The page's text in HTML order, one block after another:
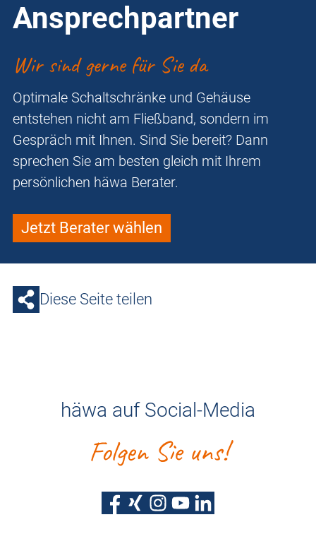
Ansprechpartner
Wir sind gerne für Sie da
Optimale Schaltschränke und Gehäuse
entstehen nicht am Fließband, sondern im
Gespräch mit Ihnen. Sind Sie bereit? Dann
sprechen Sie am besten gleich mit Ihrem
persönlichen häwa Berater.
Jetzt Berater wählen
Diese Seite teilen
häwa auf Social-Media
Folgen Sie uns!